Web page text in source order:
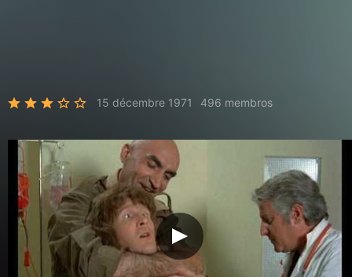
15 décembre 1971 496 membros